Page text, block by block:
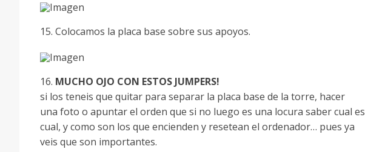
15. Colocamos la placa base sobre sus apoyos.
16. MUCHO OJO CON ESTOS JUMPERS!
si los teneis que quitar para separar la placa base de la torre, hacer
una foto o apuntar el orden que si no luego es una locura saber cual es
cual, y como son los que encienden y resetean el ordenador… pues ya
veis que son importantes.